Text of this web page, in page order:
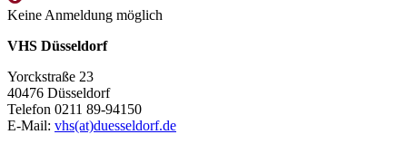
Keine Anmeldung möglich
VHS Düsseldorf
Yorckstraße 23
40476 Düsseldorf
Telefon 0211 89-94150
E-Mail: vhs(at)duesseldorf.de